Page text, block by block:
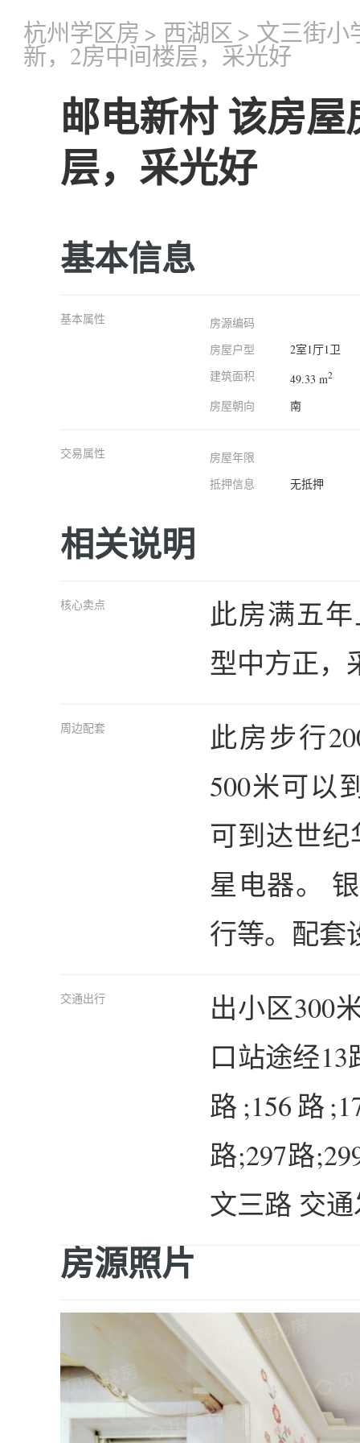
杭州学区房 > 西湖区 > 文三街小
新，2房中间楼层，采光好
邮电新村 该房
层，采光好
基本信息
基本属性
房源编码
房屋户型
2室1厅1卫
建筑面积
49.33 m2
房屋朝向 南
交易属性
房屋年限
抵押信息
无抵押
相关说明
核心卖点
此房满五
型中方正，
周边配套
此房步行
500米可以
可到达世纪
星电器。
行等。配套
交通出行
出小区300
口站途经13
路;156路
路;297路
文三路 交
房源照片